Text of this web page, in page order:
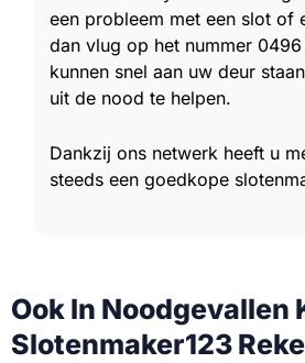
een probleem met een slot of
dan vlug op het nummer
kunnen snel aan uw deur
uit de nood te helpen.
Dankzij ons netwerk heeft u
steeds een goedkope
Ook In Noodgevallen
Slotenmaker123